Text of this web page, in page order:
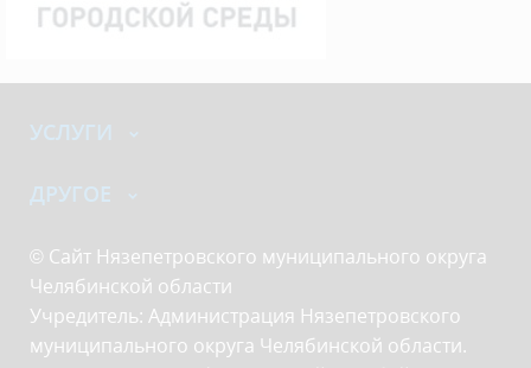
УСЛУГИ
ДРУГОЕ
© Сайт Нязепетровского муниципального округа
Челябинской области
Учредитель: Администрация Нязепетровского
муниципального округа Челябинской области.